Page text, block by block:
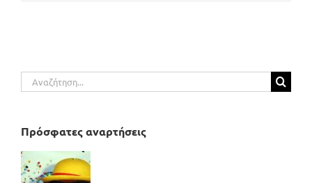
Αναζήτηση
για:
Πρόσφατες αναρτήσεις